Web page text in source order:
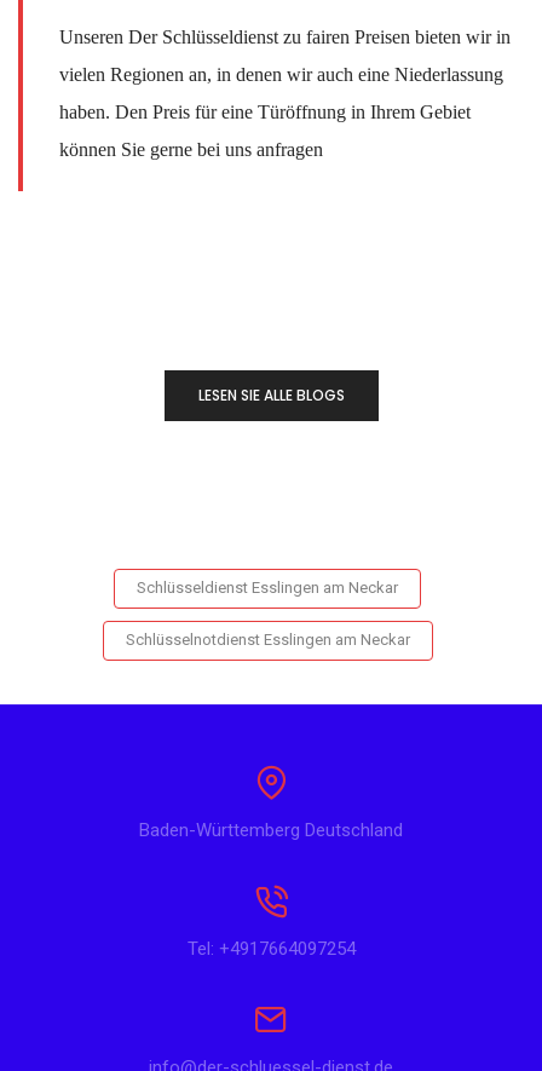
Unseren Der Schlüsseldienst zu fairen Preisen bieten wir in
vielen Regionen an, in denen wir auch eine Niederlassung
haben. Den Preis für eine Türöffnung in Ihrem Gebiet
können Sie gerne bei uns anfragen
LESEN SIE ALLE BLOGS
Schlüsseldienst Esslingen am Neckar
Schlüsselnotdienst Esslingen am Neckar
Baden-Württemberg Deutschland
Tel: +4917664097254